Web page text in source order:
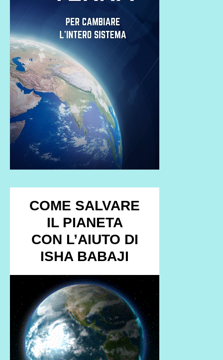
COME SALVARE
IL PIANETA
CON L’AIUTO DI
ISHA BABAJI